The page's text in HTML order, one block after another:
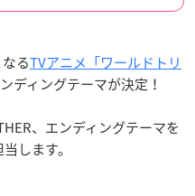
るTVアニメ「ワールドトリ
ディングテーマが決定！
、エンディングテーマを
します。